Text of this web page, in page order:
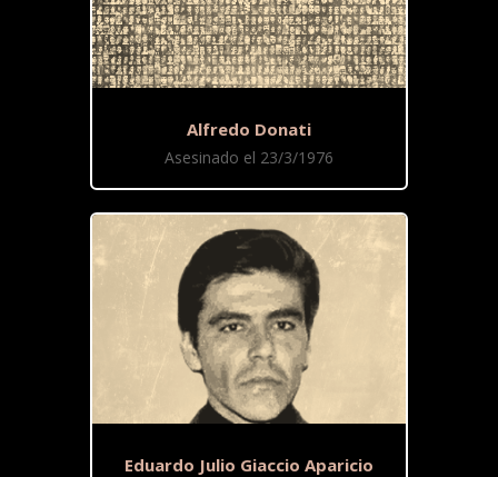
Alfredo Donati
Asesinado el 23/3/1976
Eduardo Julio Giaccio Aparicio